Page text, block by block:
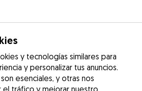
y tecnologías similares para
y personalizar tus anuncios.
esenciales, y otras nos
el tráfico y mejorar nuestro